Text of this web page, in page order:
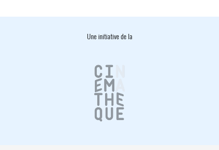
Une initiative de la